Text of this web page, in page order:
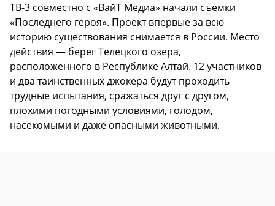
ТВ-3 совместно с «ВайТ Медиа» начали съемки
«Последнего героя». Проект впервые за всю
историю существования снимается в России. Место
действия — берег Телецкого озера,
расположенного в Республике Алтай. 12 участников
и два таинственных джокера будут проходить
трудные испытания, сражаться друг с другом,
плохими погодными условиями, голодом,
насекомыми и даже опасными животными.